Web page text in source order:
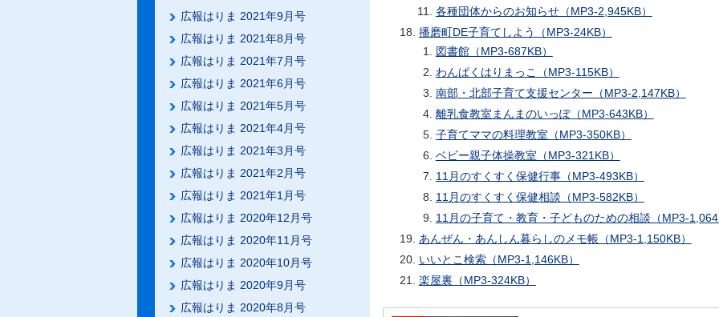
広報はりま 2021年9月号
広報はりま 2021年8月号
広報はりま 2021年7月号
広報はりま 2021年6月号
広報はりま 2021年5月号
広報はりま 2021年4月号
広報はりま 2021年3月号
広報はりま 2021年2月号
広報はりま 2021年1月号
広報はりま 2020年12月号
広報はりま 2020年11月号
広報はりま 2020年10月号
広報はりま 2020年9月号
広報はりま 2020年8月号
各種団体からのお知らせ（MP3-2,945KB）
播磨町DE子育てしよう（MP3-24KB）
図書館（MP3-687KB）
わんぱくはりまっこ（MP3-115KB）
南部・北部子育て支援センター（MP3-2,147KB）
離乳食教室まんまのいっぽ（MP3-643KB）
子育てママの料理教室（MP3-350KB）
ベビー親子体操教室（MP3-321KB）
11月のすくすく保健行事（MP3-493KB）
11月のすくすく保健相談（MP3-582KB）
11月の子育て・教育・子どものための相談（MP3-
あんぜん・あんしん暮らしのメモ帳（MP3-1,150KB）
いいとこ検索（MP3-1,146KB）
楽屋裏（MP3-324KB）